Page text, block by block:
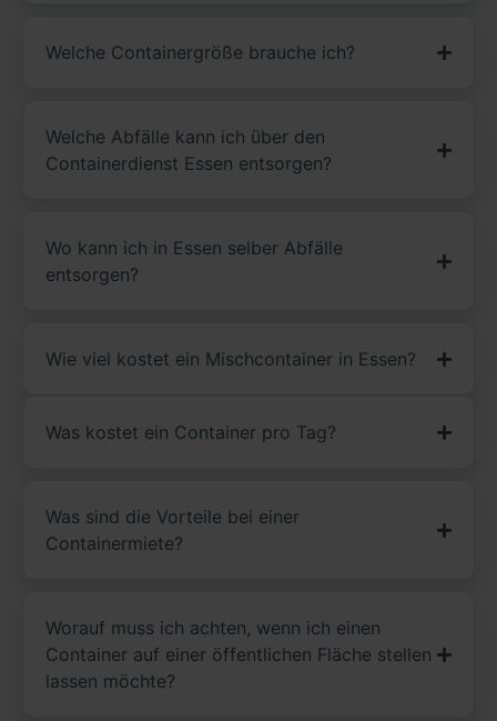
Welche Containergröße brauche ich?
Welche Abfälle kann ich über den
Containerdienst Essen entsorgen?
Wo kann ich in Essen selber Abfälle
entsorgen?
Wie viel kostet ein Mischcontainer in Essen?
Was kostet ein Container pro Tag?
Was sind die Vorteile bei einer
Containermiete?
Worauf muss ich achten, wenn ich einen
Container auf einer öffentlichen Fläche stellen
lassen möchte?